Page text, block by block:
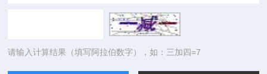
请输入计算结果（填写阿拉伯数字），如：三加四=7